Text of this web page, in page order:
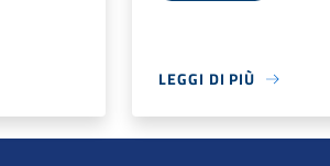
LEGGI DI PIÙ